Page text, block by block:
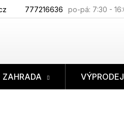
777216636
ZAHRADA VÝPRODEJ